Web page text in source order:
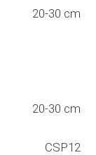
20-30 cm
20-30 cm
CSP12